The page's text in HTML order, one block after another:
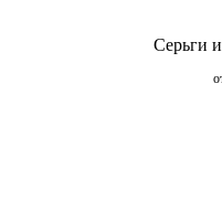
Серьги